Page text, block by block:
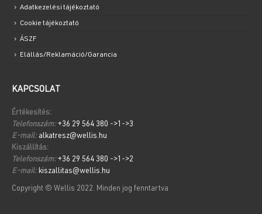
Adatkezelési tájékoztató
Cookie tájékoztató
ÁSZF
Elállás/Reklamáció/Garancia
KAPCSOLAT
Értékesítés:
Telefonszám: +36 29 564 380 ->1->3
E-mail: alkatresz@wellis.hu
Kiszállítás:
Telefonszám: +36 29 564 380 ->1->2
E-mail: kiszallitas@wellis.hu
Copyright © Wellis 2022. Minden jog fenntartva